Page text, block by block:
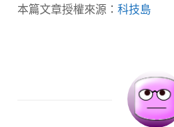
本篇文章授權來源： 科技島